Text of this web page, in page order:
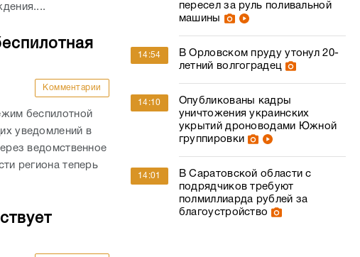
Комментарии
беспилотной
уведомлений в
ведомственное
региона теперь
пересел за руль поливальной
машины
14:54
В Орловском пруду утонул 20-
летний волгоградец
14:10
Опубликованы кадры
уничтожения украинских
укрытий дроноводами Южной
группировки
14:01
В Саратовской области с
подрядчиков требуют
полмиллиарда рублей за
благоустройство